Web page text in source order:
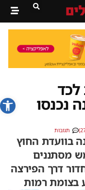
פתח
לכד
נכנסו
תגובות
בוועדת החוץ
מסתננים
דרך הפירצה
בצומת רמות